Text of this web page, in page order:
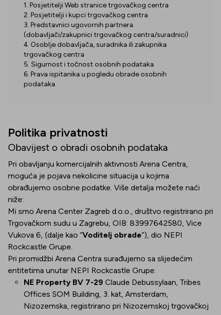
Politika privatnosti
Obavijest o obradi osobnih podataka
Pri obavljanju komercijalnih aktivnosti Arena Centra,
moguća je pojava nekolicine situacija u kojima
obrađujemo osobne podatke. Više detalja možete naći
niže:
Mi smo Arena Center Zagreb d.o.o., društvo registrirano pri
Trgovačkom sudu u Zagrebu, OIB: 83997642580, Vice
Vukova 6, (dalje kao “Voditelj obrade”), dio NEPI
Rockcastle Grupe.
Pri promidžbi Arena Centra surađujemo sa slijedećim
entitetima unutar NEPI Rockcastle Grupe:
NE Property BV 7-29 Claude Debussylaan, Tribes
Offices SOM Building, 3. kat, Amsterdam,
Nizozemska, registrirano pri Nizozemskoj trgovačkoj
1. Posjetitelji Web stranice trgovačkog centra
2. Posjetitelji i kupci trgovačkog centra
3. Predstavnici ugovornih partnera
(dobavljači/zakupnici trgovačkog centra/suradnici)
4. Osoblje dobavljača, suradnika ili zakupnika
trgovačkog centra
5. Sigurnost i točnost osobnih podataka
6. Prava ispitanika u pogledu obrade osobnih
podataka